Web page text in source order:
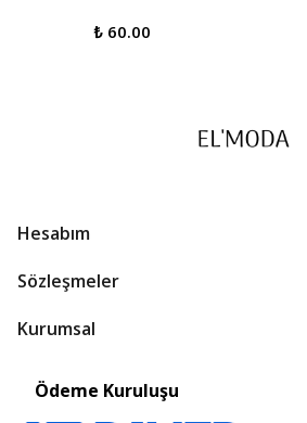
₺ 60.00
Hesabım
Sözleşmeler
Kurumsal
Ödeme Kuruluşu